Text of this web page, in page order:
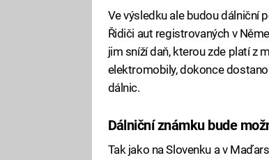
Ve výsledku ale budou dálniční
Řidiči aut registrovaných v
jim sníží daň, kterou zde platí z
elektromobily, dokonce
dálnic.
Dálniční známku bude
Tak jako na Slovenku a v